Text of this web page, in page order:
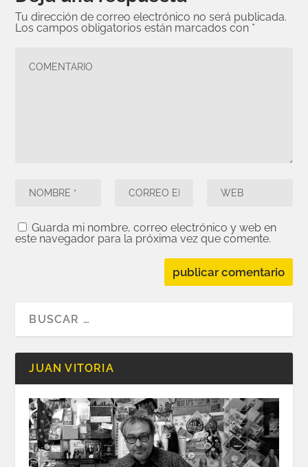
Tu dirección de correo electrónico no será publicada.
Los campos obligatorios están marcados con *
Guarda mi nombre, correo electrónico y web en
este navegador para la próxima vez que comente.
JUAN VITORIA